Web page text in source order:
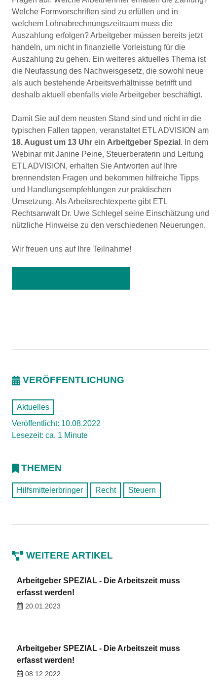
Welche Formvorschriften sind zu erfüllen und in
welchem Lohnabrechnungszeitraum muss die
Auszahlung erfolgen? Arbeitgeber müssen bereits jetzt
handeln, um nicht in finanzielle Vorleistung für die
Auszahlung zu gehen. Ein weiteres aktuelles Thema ist
die Neufassung des Nachweisgesetz, die sowohl neue
als auch bestehende Arbeitsverhältnisse betrifft und
deshalb aktuell ebenfalls viele Arbeitgeber beschäftigt.
Damit Sie auf dem neusten Stand sind und nicht in die
typischen Fallen tappen, veranstaltet ETL ADVISION am
18. August um 13 Uhr ein Arbeitgeber Spezial . In dem
Webinar mit Janine Peine, Steuerberaterin und Leitung
ETL ADVISION, erhalten Sie Antworten auf Ihre
brennendsten Fragen und bekommen hilfreiche Tipps
und Handlungsempfehlungen zur praktischen
Umsetzung. Als Arbeitsrechtexperte gibt ETL
Rechtsanwalt Dr. Uwe Schlegel seine Einschätzung und
nützliche Hinweise zu den verschiedenen Neuerungen.
Wir freuen uns auf Ihre Teilnahme!
VERÖFFENTLICHUNG
Aktuelles
Veröffentlicht: 10.08.2022
Lesezeit: ca. 1 Minute
THEMEN
Hilfsmittelerbringer Recht Steuern
WEITERE ARTIKEL
Arbeitgeber SPEZIAL - Die Arbeitszeit muss
erfasst werden!
20.01.2023
Arbeitgeber SPEZIAL - Die Arbeitszeit muss
erfasst werden!
08.12.2022